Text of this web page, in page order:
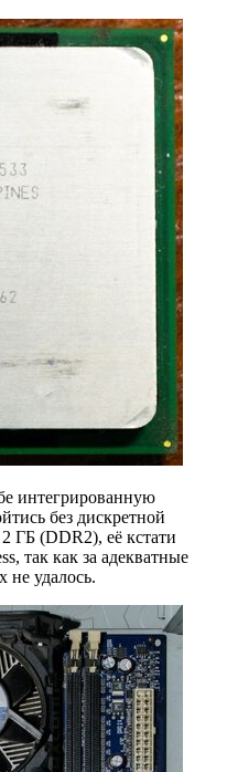
интегрированную
без дискретной
ГБ (DDR2), её кстати
так как за адекватные
не удалось.